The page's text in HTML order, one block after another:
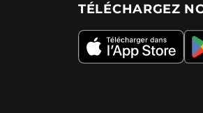
TÉLÉCHARGEZ